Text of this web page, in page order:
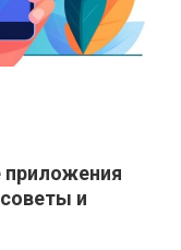
приложения
и